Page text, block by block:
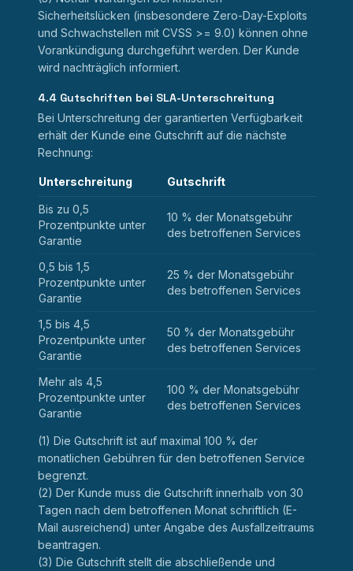
Sicherheitslücken (insbesondere Zero-Day-Exploits
und Schwachstellen mit CVSS >= 9.0) können ohne
Vorankündigung durchgeführt werden. Der Kunde
wird nachträglich informiert.
4.4 Gutschriften bei SLA-Unterschreitung
Bei Unterschreitung der garantierten Verfügbarkeit
erhält der Kunde eine Gutschrift auf die nächste
Rechnung:
Unterschreitung Gutschrift
Bis zu 0,5
Prozentpunkte unter
Garantie
10 % der Monatsgebühr
des betroffenen Services
0,5 bis 1,5
Prozentpunkte unter
Garantie
25 % der Monatsgebühr
des betroffenen Services
1,5 bis 4,5
Prozentpunkte unter
Garantie
50 % der Monatsgebühr
des betroffenen Services
Mehr als 4,5
Prozentpunkte unter
Garantie
100 % der Monatsgebühr
des betroffenen Services
(1) Die Gutschrift ist auf maximal 100 % der
monatlichen Gebühren für den betroffenen Service
begrenzt.
(2) Der Kunde muss die Gutschrift innerhalb von 30
Tagen nach dem betroffenen Monat schriftlich (E-
Mail ausreichend) unter Angabe des Ausfallzeitraums
beantragen.
(3) Die Gutschrift stellt die abschließende und